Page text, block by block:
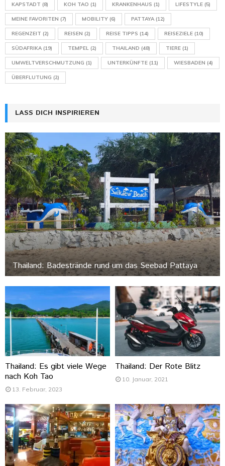
KAPSTADT (8) KOH TAO (1) KRANKENHAUS (1) LIFESTYLE (5)
MEINE FAVORITEN (7) MOBILITY (6) PATTAYA(12)
REGENZEIT (2) REISEN (2) REISE TIPPS (14) REISEZIELE (10)
SÜDAFRIKA(19) TEMPEL (2) THAILAND (48) TIERE (1)
UMWELTVERSCHMUTZUNG (1) UNTERKÜNFTE (11) WIESBADEN (4)
ÜBERFLUTUNG (2)
LASS DICH INSPIRIEREN
Thailand: Badestrände rund um das Seebad Pattaya
Thailand: Es gibt viele Wege
nach Koh Tao
13. Februar, 2023
Thailand: Der Rote Blitz
10. Januar, 2021